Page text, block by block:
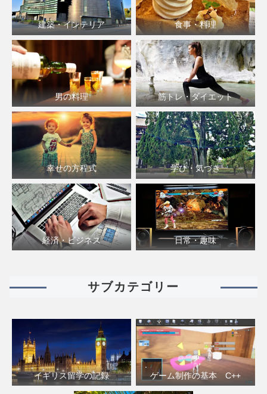
建築・インテリア 食事・料理
男の料理 筋トレ・ダイエット
幸せの方程式 学び・気づき
経済・ビジネス 日常・趣味
サブカテゴリー
イギリス留学の記録 ゲーム制作の基本 C++